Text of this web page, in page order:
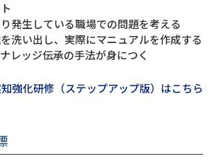
発生している職場での問題を考える
洗い出し、実際にマニュアルを作成する
レッジ伝承の手法が身につく
強化研修（ステップアップ版）はこちら